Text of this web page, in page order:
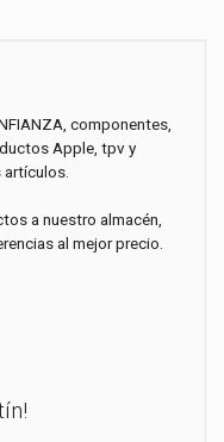
componentes,
Apple, tpv y
a nuestro almacén,
al mejor precio.